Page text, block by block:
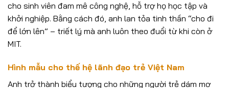
cho sinh viên đam mê công nghệ, hỗ trợ họ học tập và
khởi nghiệp. Bằng cách đó, anh lan tỏa tinh thần “cho đi
để lớn lên” – triết lý mà anh luôn theo đuổi từ khi còn ở
MIT.
Hình mẫu cho thế hệ lãnh đạo trẻ Việt Nam
Anh trở thành biểu tượng cho những người trẻ dám mơ